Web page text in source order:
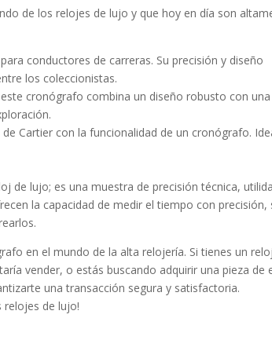
de los relojes de lujo y que hoy en día son
conductores de carreras. Su precisión y diseño
los coleccionistas.
cronógrafo combina un diseño robusto con una
Cartier con la funcionalidad de un cronógrafo.
de lujo; es una muestra de precisión técnica,
la capacidad de medir el tiempo con precisión,
en el mundo de la alta relojería. Si tienes un reloj
vender, o estás buscando adquirir una pieza de
una transacción segura y satisfactoria.
relojes de lujo!